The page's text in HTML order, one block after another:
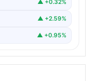
▲ +0.32%
▲ +2.59%
▲ +0.95%